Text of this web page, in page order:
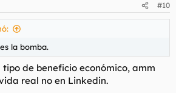
#10
la bomba.
de beneficio económico, amm
real no en Linkedin.